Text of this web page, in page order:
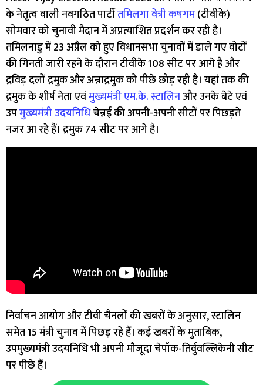
के नेतृत्व वाली नवगठित पार्टीतमिलगा वेत्री कषगम(टीवीके)
सोमवार को चुनावी मैदान में अप्रत्याशित प्रदर्शन कर रही है।
तमिलनाडु में 23 अप्रैल को हुए विधानसभा चुनावों में डाले गए वोटों
की गिनती जारी रहने के दौरान टीवीके 108 सीट पर आगे है और
द्रविड़ दलों द्रमुक और अन्नाद्रमुक को पीछे छोड़ रही है। यहां तक की
द्रमुक के शीर्ष नेता एवंमुख्यमंत्री एम.के. स्टालिनऔर उनके बेटे एवं
उपमुख्यमंत्री उदयनिधिचेन्नई की अपनी-अपनी सीटों पर पिछड़ते
नजर आ रहे हैं। द्रमुक 74 सीट पर आगे है।
निर्वाचन आयोग और टीवी चैनलों की खबरों के अनुसार, स्टालिन
समेत 15 मंत्री चुनाव में पिछड़ रहे हैं। कई खबरों के मुताबिक,
उपमुख्यमंत्री उदयनिधि भी अपनी मौजूदा चेपॉक-तिर्वुवल्लिकेनी सीट
पर पीछे हैं।